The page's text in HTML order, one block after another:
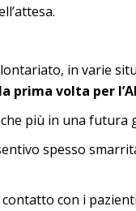
in varie
prima volta per
più in una futura
spesso
con i